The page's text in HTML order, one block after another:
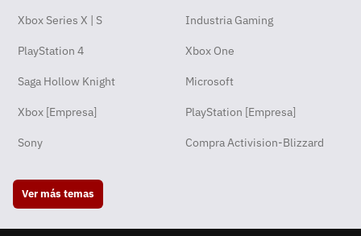
Xbox Series X | S Industria Gaming
PlayStation 4 Xbox One
Saga Hollow Knight Microsoft
Xbox [Empresa] PlayStation [Empresa]
Sony Compra Activision-Blizzard
Ver más temas